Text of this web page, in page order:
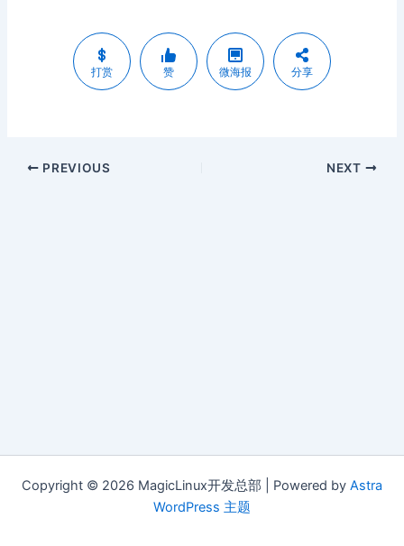
打赏 赞 微海报 分享
PREVIOUS NEXT
Copyright © 2026 MagicLinux开发总部 | Powered by Astra
WordPress 主题